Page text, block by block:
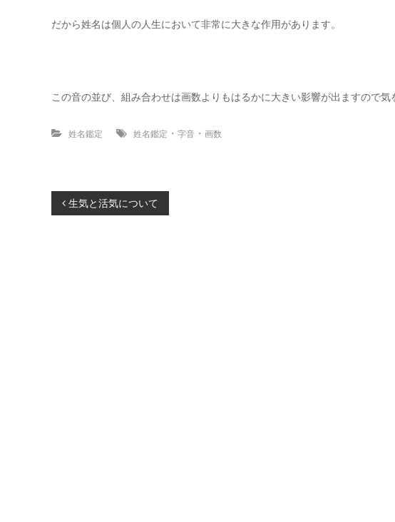
だから姓名は個人の人生において非常に大きな作用があります。
この音の並び、組み合わせは画数よりもはるかに大きい影響が出ますので気
姓名鑑定 姓名鑑定 ・ 字音 ・ 画数
投生気と活気について